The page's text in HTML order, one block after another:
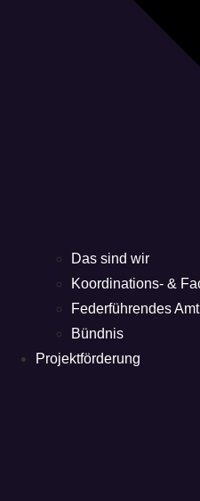
Das sind wir
Koordinations- &
Federführendes Amt
Bündnis
Projektförderung